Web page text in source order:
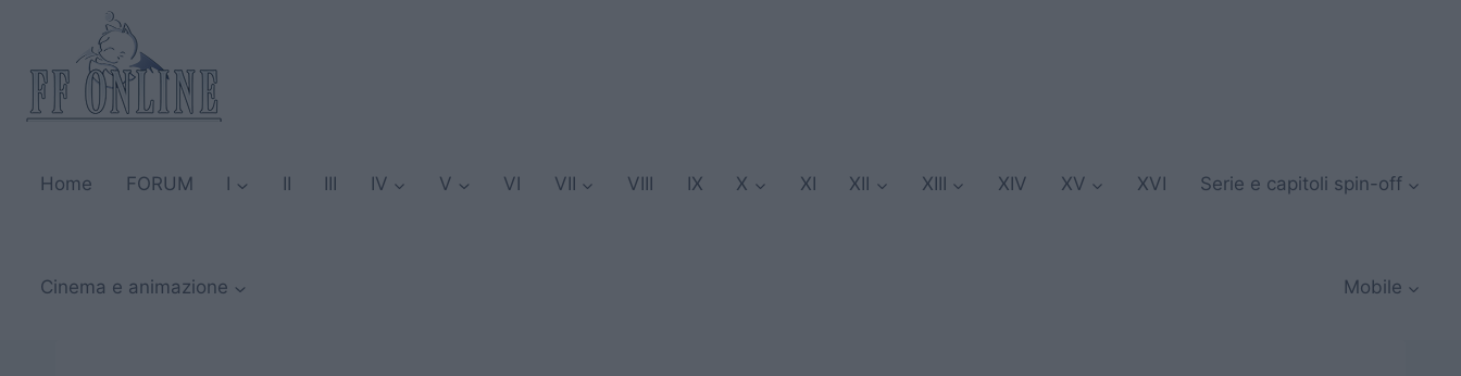
contenuto
Home FORUM I II III IV V VI VII VIII IX X XI XII XIII XIV XV XVI Serie e capitoli spin-off
Cinema e animazione Mobile